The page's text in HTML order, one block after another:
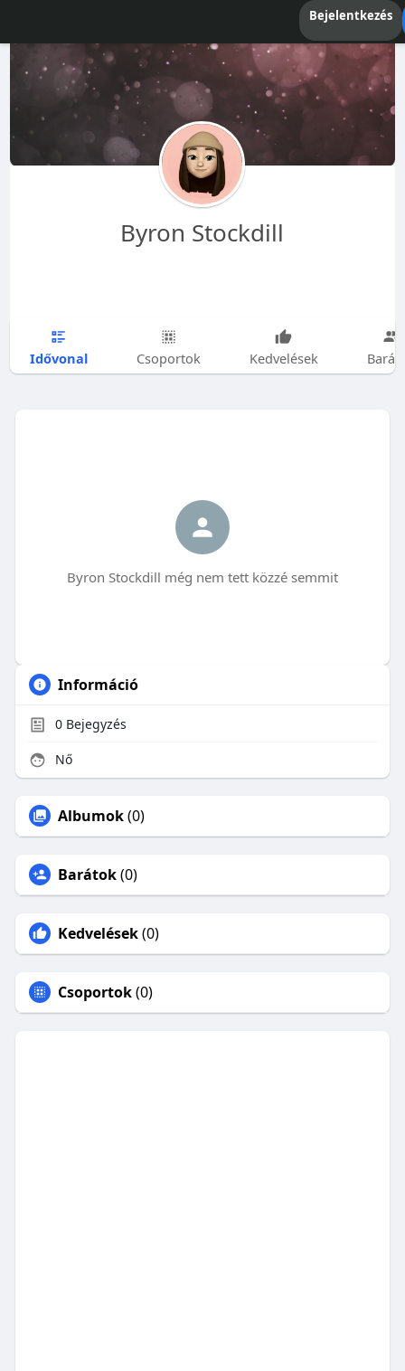
Bejelentkezés
Byron Stockdill
Idővonal Csoportok Kedvelések
Byron Stockdill még nem tett közzé semmit
Információ
0Bejegyzés
Nő
Albumok(0)
Barátok(0)
Kedvelések(0)
Csoportok(0)